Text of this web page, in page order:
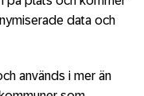
data och
används i mer än